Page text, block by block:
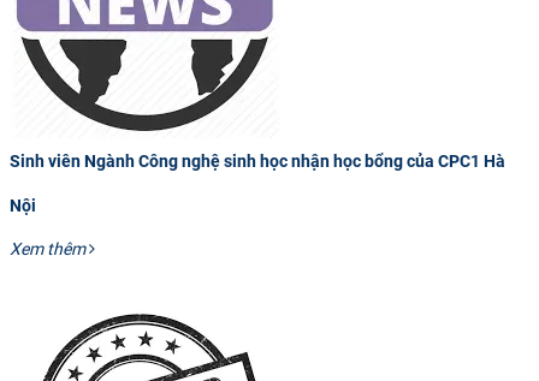
Sinh viên Ngành Công nghệ sinh học nhận học bổng của CPC1 Hà
Nội
Xem thêm